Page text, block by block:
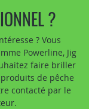
?
? Vous
Powerline, Jig
faire briller
de pêche
contacté par le